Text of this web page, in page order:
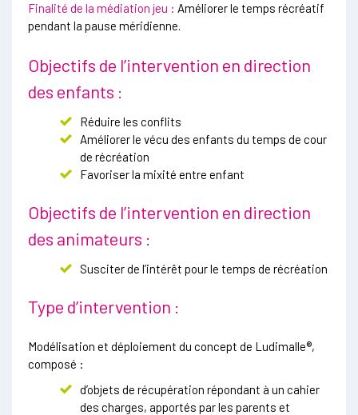
Finalité de la médiation jeu : Améliorer le temps récréatif
pendant la pause méridienne.
Objectifs de l’intervention en direction
des enfants :
Réduire les conflits
Améliorer le vécu des enfants du temps de cour
de récréation
Favoriser la mixité entre enfant
Objectifs de l’intervention en direction
des animateurs :
Susciter de l’intérêt pour le temps de récréation
Type d’intervention :
Modélisation et déploiement du concept de Ludimalle®,
composé :
d’objets de récupération répondant à un cahier
des charges, apportés par les parents et